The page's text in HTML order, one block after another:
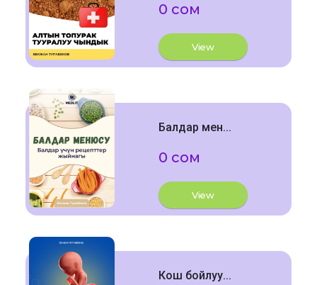
0 сом
View
Балдар мен...
0 сом
View
Кош бойлуу...